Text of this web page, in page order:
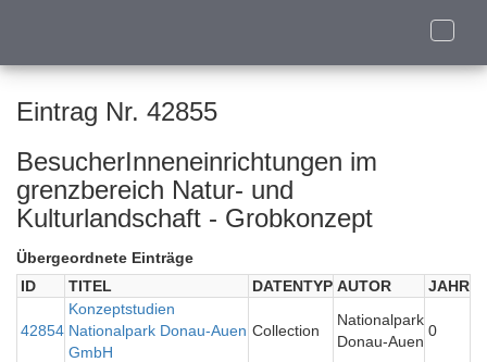
Toggle
Eintrag Nr. 42855
BesucherInneneinrichtungen im
grenzbereich Natur- und
Kulturlandschaft - Grobkonzept
Übergeordnete Einträge
ID
TITEL DATENTYP AUTOR JAHR
42854
Konzeptstudien
Nationalpark Donau-Auen
GmbH
Collection
Nationalpark
Donau-Auen
0